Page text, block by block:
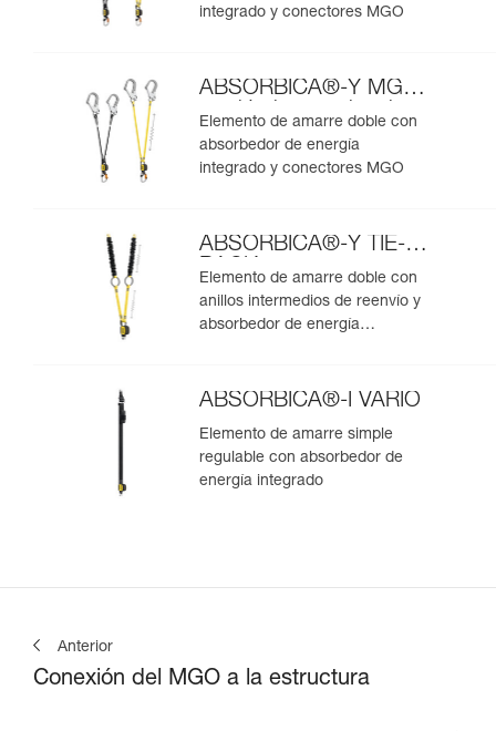
integrado y conectores MGO
ABSORBICA®-Y MGO
versión internacional
Elemento de amarre doble con
absorbedor de energía
integrado y conectores MGO
ABSORBICA®-Y TIE-
BACK
Elemento de amarre doble con
anillos intermedios de reenvío y
absorbedor de energía
ABSORBICA®-I VARIO
Elemento de amarre simple
regulable con absorbedor de
energía integrado
Anterior
Conexión del MGO a la estructura